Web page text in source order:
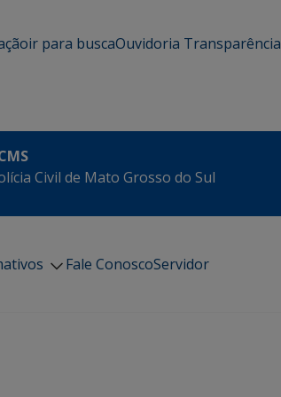
ir para buscaOuvidoria Transparência
Civil de Mato Grosso do Sul
Fale ConoscoServidor